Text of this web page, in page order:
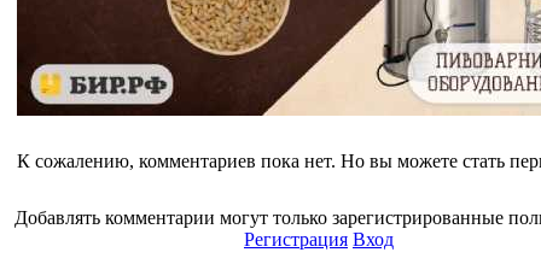
К сожалению, комментариев пока нет. Но вы можете стать
Добавлять комментарии могут только зарегистрированные
Регистрация Вход